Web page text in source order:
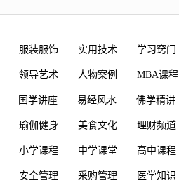
服装服饰 实用技术 学习窍门
领导艺术 人物案例 MBA课程
国学讲座 易经风水 佛学精讲
瑜伽健身 美食文化 理财频道
小学课程 中学课堂 高中课程
安全管理 采购管理 医学知识